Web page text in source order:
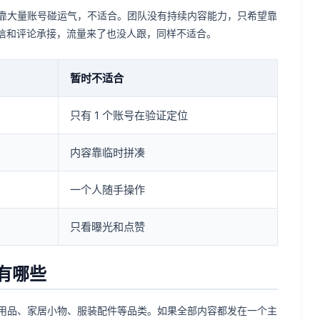
量账号碰运气，不适合。团队没有持续内容能力，只希望靠
评论承接，流量来了也没人跟，同样不适合。
暂时不适合
只有 1 个账号在验证定位
内容靠临时拼凑
一个人随手操作
只看曝光和点赞
哪些
、家居小物、服装配件等品类。如果全部内容都发在一个主